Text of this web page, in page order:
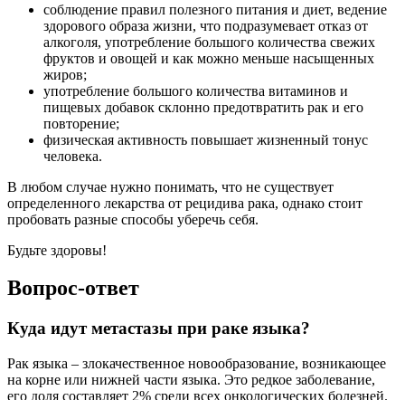
соблюдение правил полезного питания и диет, ведение
здорового образа жизни, что подразумевает отказ от
алкоголя, употребление большого количества свежих
фруктов и овощей и как можно меньше насыщенных
жиров;
употребление большого количества витаминов и
пищевых добавок склонно предотвратить рак и его
повторение;
физическая активность повышает жизненный тонус
человека.
В любом случае нужно понимать, что не существует
определенного лекарства от рецидива рака, однако стоит
пробовать разные способы уберечь себя.
Будьте здоровы!
Вопрос-ответ
Куда идут метастазы при раке языка?
Рак языка – злокачественное новообразование, возникающее
на корне или нижней части языка. Это редкое заболевание,
его доля составляет 2% среди всех онкологических болезней.